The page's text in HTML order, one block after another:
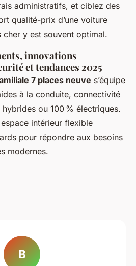
administratifs, et ciblez des
qualité-prix d’une voiture
y est souvent optimal.
innovations
et tendances 2025
7 places neuve s’équipe
à la conduite, connectivité
hybrides ou 100 % électriques.
intérieur flexible
pour répondre aux besoins
modernes.
B